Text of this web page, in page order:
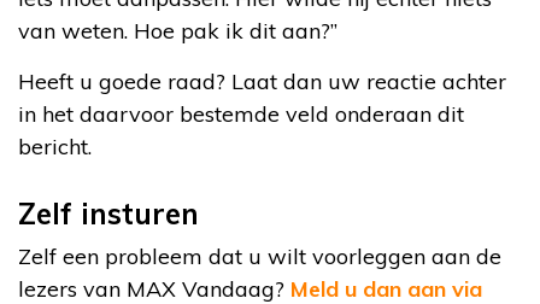
van weten. Hoe pak ik dit aan?”
Heeft u goede raad? Laat dan uw reactie achter
in het daarvoor bestemde veld onderaan dit
bericht.
Zelf insturen
Zelf een probleem dat u wilt voorleggen aan de
lezers van MAX Vandaag? Meld u dan aan via